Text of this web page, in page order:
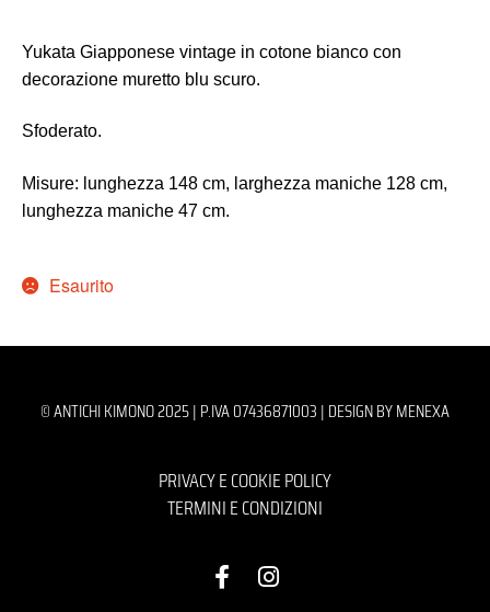
Yukata Giapponese vintage in cotone bianco con
decorazione muretto blu scuro.
Sfoderato.
Misure: lunghezza 148 cm, larghezza maniche 128 cm,
lunghezza maniche 47 cm.
Esaurito
© ANTICHI KIMONO 2025 | P.IVA 07436871003 | DESIGN BY MENEXA
PRIVACY E COOKIE POLICY
TERMINI E CONDIZIONI